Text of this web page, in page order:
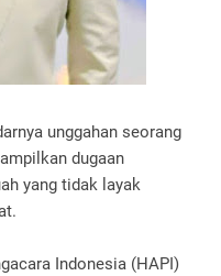
unggahan seorang
dugaan
yang tidak layak
Indonesia (HAPI)